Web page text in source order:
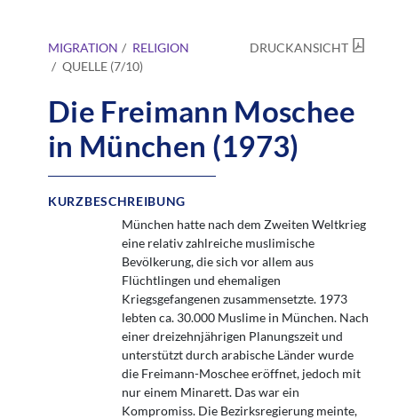
MIGRATION
RELIGION
QUELLE (7/10)
DRUCKANSICHT
Die Freimann Moschee
in München (1973)
KURZBESCHREIBUNG
München hatte nach dem Zweiten Weltkrieg
eine relativ zahlreiche muslimische
Bevölkerung, die sich vor allem aus
Flüchtlingen und ehemaligen
Kriegsgefangenen zusammensetzte. 1973
lebten ca. 30.000 Muslime in München. Nach
einer dreizehnjährigen Planungszeit und
unterstützt durch arabische Länder wurde
die Freimann-Moschee eröffnet, jedoch mit
nur einem Minarett. Das war ein
Kompromiss. Die Bezirksregierung meinte,